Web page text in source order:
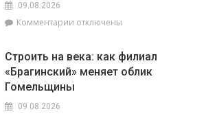
августа
отключения
электроэнергии
09.08.2026
Комментарии к
Гомельщине
зафиксировано
появление
отключены
Строить на века: как филиал
«Брагинский» меняет облик
Гомельщины
09.08.2026